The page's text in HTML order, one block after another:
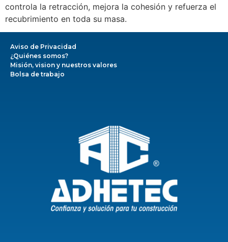
controla la retracción, mejora la cohesión y refuerza el
recubrimiento en toda su masa.
Aviso de Privacidad
¿Quiénes somos?
Misión, vision y nuestros valores
Bolsa de trabajo